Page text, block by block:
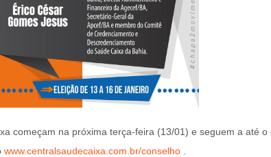
começam na próxima terça-feira (13/01) e seguem a até
www.centralsaudecaixa.com.br/conselho